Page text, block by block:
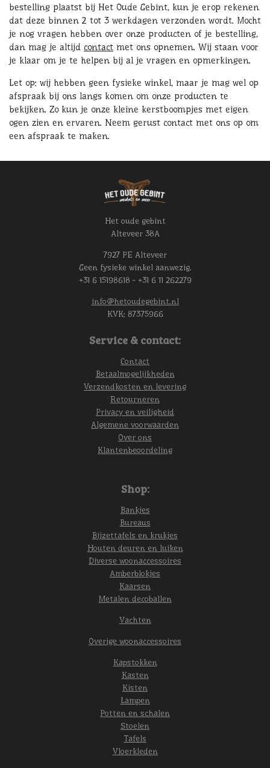
bestelling plaatst bij Het Oude Gebint, kun je erop rekenen
dat deze binnen 2 tot 3 werkdagen verzonden wordt. Mocht
je nog vragen hebben over onze producten of je bestelling,
dan mag je altijd contact met ons opnemen. Wij staan voor
je klaar om je te helpen bij al je vragen en opmerkingen.
Let op: wij hebben geen fysieke winkel, maar je mag wel op
afspraak bij ons langs komen om onze producten te
bekijken. Zo kun je onze kleine kerstboompjes met eigen
ogen zien en ervaren. Neem gerust contact met ons op om
een afspraak te maken.
Het oude gebint
Alteveer 38A
7927 PE Alteveer
Geen fysieke winkel aanwezig.
+31 6 15198618 - +31 6 11 262279
info@hetoudegebint.nl
KVK: 87375966
Service & contact:
Contact
Betaalmogelijkheden
Verzendkosten en levering
Retourneren
Privacy en veiligheid
Algemene voorwaarden
Over ons
Klantenbeoordeling
Shop:
Bankjes
Bureaus
Bijzettafels en krukjes
Houten deuren en luiken
Diverse woonaccessoires
Amberblokjes
Kaarsen
Metalen decoballen
Vachten
Overige woonaccessoires
Kapstokken
Kasten
Kisten
Lampen
Potten en schalen
Stoelen
Tafels
Vloerkleden